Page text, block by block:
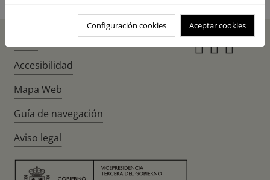
Configuración cookies Aceptar cookies
Accesibilidad
Mapa Web
Guía de navegación
Aviso legal